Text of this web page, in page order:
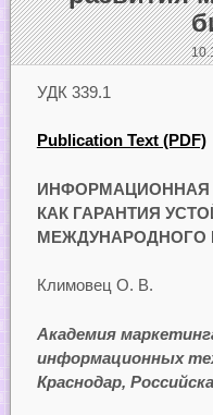
УДК 339.1
Publication Text (PDF)
ИНФОРМАЦИОННАЯ
КАК ГАРАНТИЯ
МЕЖДУНАРОДНОГО
Климовец О. В.
Академия
информационных
Краснодар,